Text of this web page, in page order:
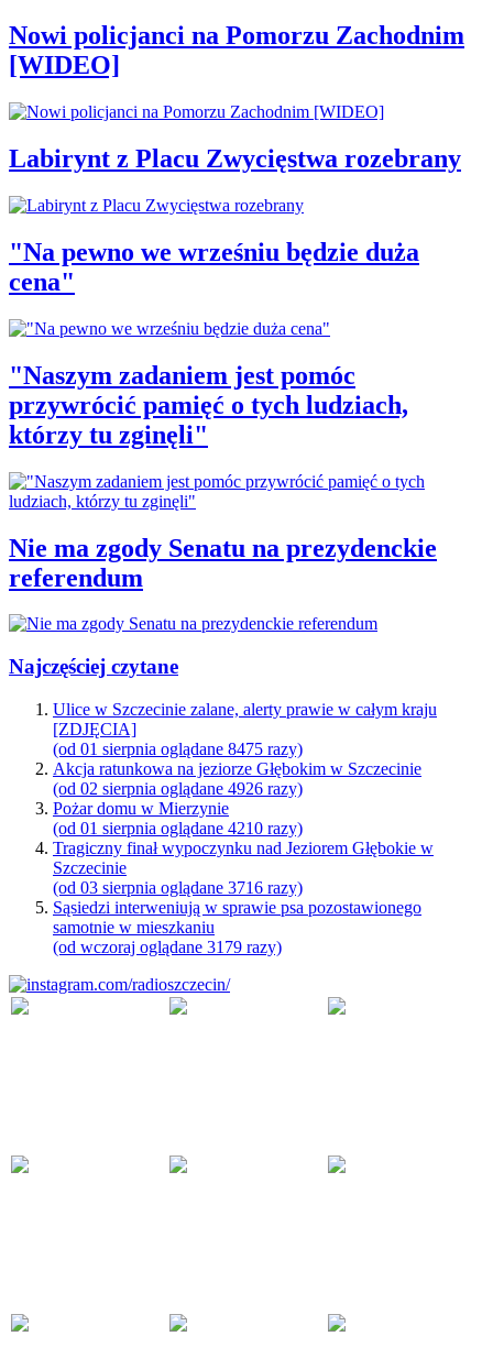
Nowi policjanci na Pomorzu Zachodnim
[WIDEO]
Labirynt z Placu Zwycięstwa rozebrany
"Na pewno we wrześniu będzie duża
cena"
"Naszym zadaniem jest pomóc
przywrócić pamięć o tych ludziach,
którzy tu zginęli"
Nie ma zgody Senatu na prezydenckie
referendum
Najczęściej czytane
Ulice w Szczecinie zalane, alerty prawie w całym kraju
[ZDJĘCIA]
(od 01 sierpnia oglądane 8475 razy)
Akcja ratunkowa na jeziorze Głębokim w Szczecinie
(od 02 sierpnia oglądane 4926 razy)
Pożar domu w Mierzynie
(od 01 sierpnia oglądane 4210 razy)
Tragiczny finał wypoczynku nad Jeziorem Głębokie w
Szczecinie
(od 03 sierpnia oglądane 3716 razy)
Sąsiedzi interweniują w sprawie psa pozostawionego
samotnie w mieszkaniu
(od wczoraj oglądane 3179 razy)